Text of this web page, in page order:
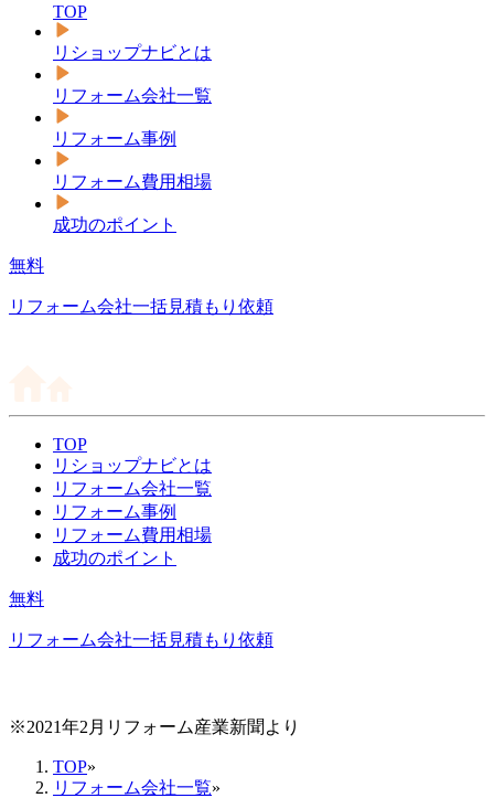
TOP
リショップナビとは
リフォーム会社一覧
リフォーム事例
リフォーム費用相場
成功のポイント
無料
リフォーム会社一括見積もり依頼
TOP
リショップナビとは
リフォーム会社一覧
リフォーム事例
リフォーム費用相場
成功のポイント
無料
リフォーム会社一括見積もり依頼
※2021年2月リフォーム産業新聞より
TOP»
リフォーム会社一覧»